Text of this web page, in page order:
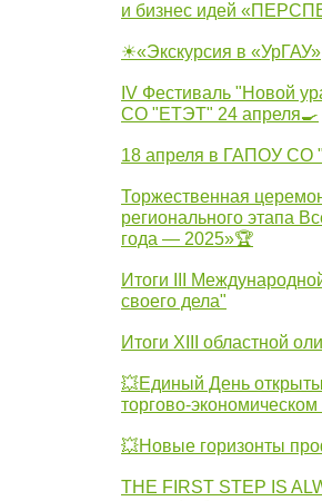
и бизнес идей
☀«Экскурсия в «УрГАУ»
IV Фестиваль "Новой
СО "ЕТЭТ" 24 апреля🍳
18 апреля в ГАПОУ СО
Торжественная
регионального этапа
года — 2025»🏆
Итоги III
своего дела"
Итоги XIII областной
💥Единый День
торгово-
💥Новые горизонты
THE FIRST STEP IS